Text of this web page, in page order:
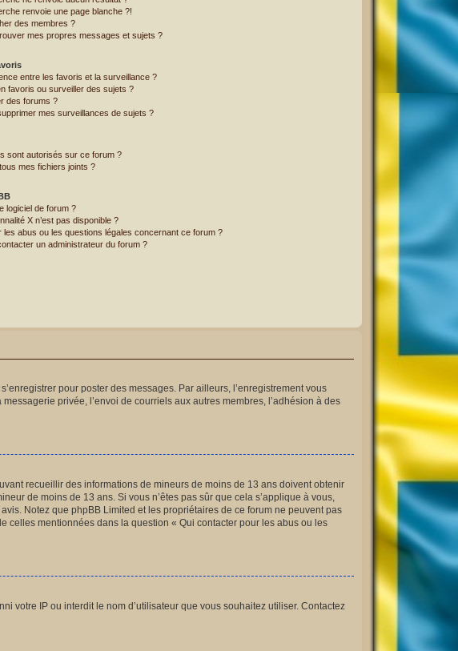
renvoie une page blanche ?!
des membres ?
mes propres messages et sujets ?
entre les favoris et la surveillance ?
favoris ou surveiller des sujets ?
des forums ?
mes surveillances de sujets ?
sont autorisés sur ce forum ?
mes fichiers joints ?
logiciel de forum ?
X n’est pas disponible ?
les abus ou les questions légales concernant ce forum ?
un administrateur du forum ?
pour poster des messages. Par ailleurs, l’enregistrement vous
privée, l’envoi de courriels aux autres membres, l’adhésion à des
recueillir des informations de mineurs de moins de 13 ans doivent obtenir
de moins de 13 ans. Si vous n’êtes pas sûr que cela s’applique à vous,
Notez que phpBB Limited et les propriétaires de ce forum ne peuvent pas
celles mentionnées dans la question « Qui contacter pour les abus ou les
votre IP ou interdit le nom d’utilisateur que vous souhaitez utiliser. Contactez